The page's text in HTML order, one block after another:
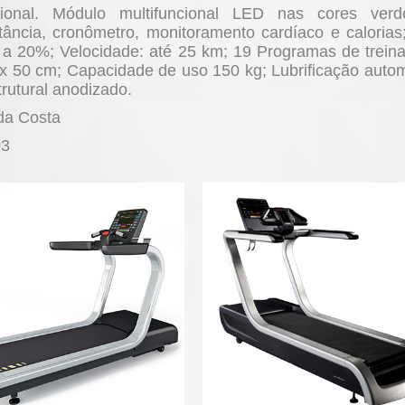
Módulo multifuncional LED nas cores
cronômetro, monitoramento cardíaco e
20%; Velocidade: até 25 km; 19 Programas de
50 cm; Capacidade de uso 150 kg; Lubrificação
anodizado.
Costa